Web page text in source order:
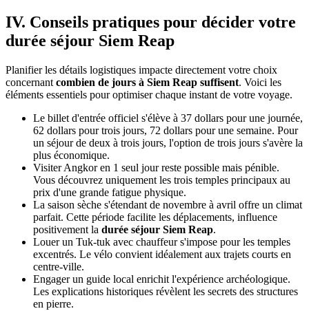
IV. Conseils pratiques pour décider votre
durée séjour Siem Reap
Planifier les détails logistiques impacte directement votre choix
concernant combien de jours à Siem Reap suffisent. Voici les
éléments essentiels pour optimiser chaque instant de votre voyage.
Le billet d'entrée officiel s'élève à 37 dollars pour une journée,
62 dollars pour trois jours, 72 dollars pour une semaine. Pour
un séjour de deux à trois jours, l'option de trois jours s'avère la
plus économique.
Visiter Angkor en 1 seul jour reste possible mais pénible.
Vous découvrez uniquement les trois temples principaux au
prix d'une grande fatigue physique.
La saison sèche s'étendant de novembre à avril offre un climat
parfait. Cette période facilite les déplacements, influence
positivement la durée séjour Siem Reap.
Louer un Tuk-tuk avec chauffeur s'impose pour les temples
excentrés. Le vélo convient idéalement aux trajets courts en
centre-ville.
Engager un guide local enrichit l'expérience archéologique.
Les explications historiques révèlent les secrets des structures
en pierre.